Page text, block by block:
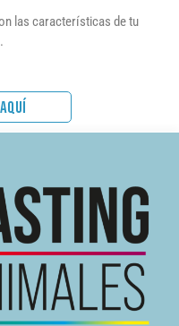
las características de tu